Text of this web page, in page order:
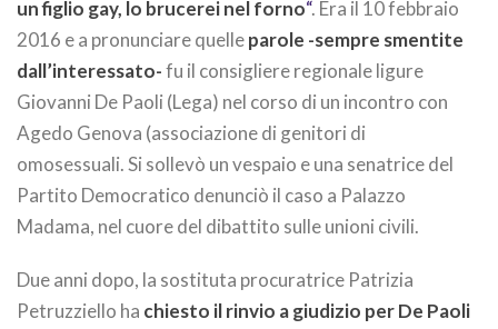
un figlio gay, lo brucerei nel forno“. Era il 10 febbraio
2016 e a pronunciare quelleparole -sempre smentite
dall’interessato-fu il consigliere regionale ligure
Giovanni De Paoli (Lega) nel corso di un incontro con
Agedo Genova (associazione di genitori di
omosessuali. Si sollevò un vespaio e una senatrice del
Partito Democratico denunciò il caso a Palazzo
Madama, nel cuore del dibattito sulle unioni civili.
Due anni dopo, la sostituta procuratrice Patrizia
Petruzziello ha chiesto il rinvio a giudizio per De Paoli